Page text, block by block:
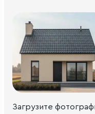
Загрузите